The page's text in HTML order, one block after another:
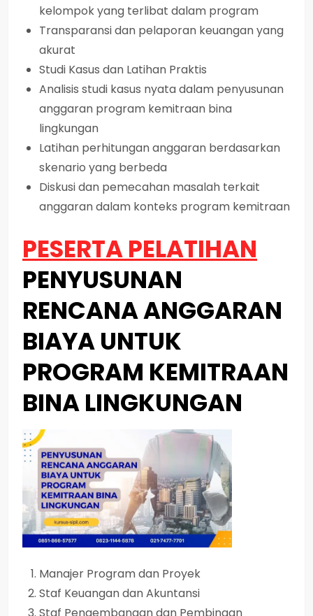
kelompok yang terlibat dalam program
Transparansi dan pelaporan keuangan yang
akurat
Studi Kasus dan Latihan Praktis
Analisis studi kasus nyata dalam penyusunan
anggaran program kemitraan bina
lingkungan
Latihan perhitungan anggaran berdasarkan
skenario yang berbeda
Diskusi dan pemecahan masalah terkait
anggaran dalam konteks program kemitraan
PESERTA PELATIHAN
PENYUSUNAN
RENCANA ANGGARAN
BIAYA UNTUK
PROGRAM KEMITRAAN
BINA LINGKUNGAN
Manajer Program dan Proyek
Staf Keuangan dan Akuntansi
Staf Pengembangan dan Pembinaan